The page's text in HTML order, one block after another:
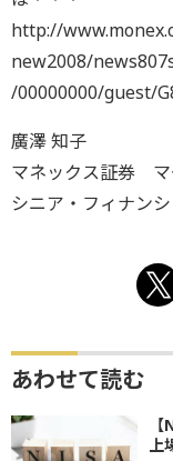
http://
new2008/
/00000000/guest/
廣澤 知子
マネックス証券
シニア・フィナン
あわせて読む
上